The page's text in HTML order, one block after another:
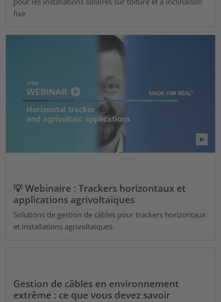
fixe
💡 Webinaire : Trackers horizontaux et
applications agrivoltaïques
Solutions de gestion de câbles pour trackers horizontaux
et installations agrivoltaïques.
Gestion de câbles en environnement
extrême : ce que vous devez savoir